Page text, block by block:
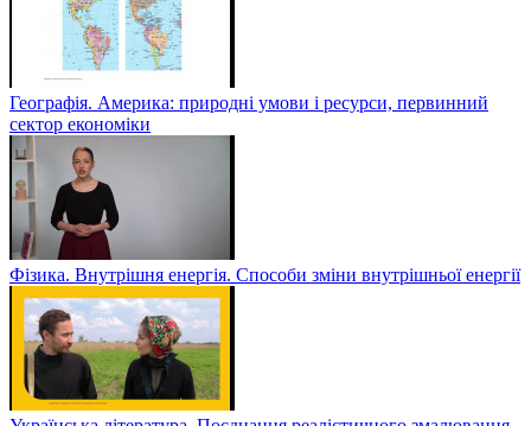
Географія. Америка: природні умови і ресурси, первинний
сектор економіки
Фізика. Внутрішня енергія. Способи зміни внутрішньої енергії